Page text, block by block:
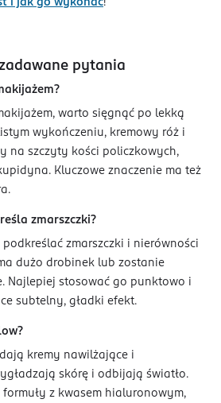
i jak go wykonać!
pytania
warto sięgnąć po lekką
wykończeniu, kremowy róż i
na szczyty kości policzkowych,
Kluczowe znaczenie ma też
zmarszczki?
podkreślać zmarszczki i nierówności
dużo drobinek lub zostanie
Najlepiej stosować go punktowo i
subtelny, gładki efekt.
kremy nawilżające i
skórę i odbijają światło.
z kwasem hialuronowym,